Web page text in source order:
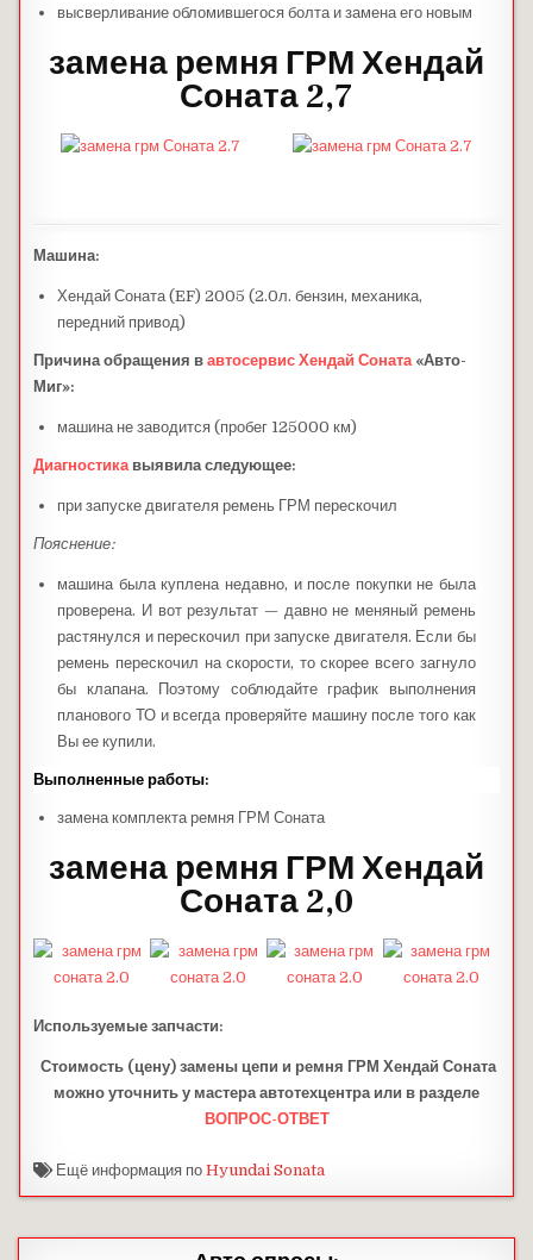
высверливание обломившегося болта и замена его новым
замена ремня ГРМ Хендай
Соната 2,7
Машина:
Хендай Соната (EF) 2005 (2.0л. бензин, механика,
передний привод)
Причина обращения вавтосервис Хендай Соната «Авто-
Миг»:
машина не заводится (пробег 125000 км)
Диагностикавыявила следующее:
при запуске двигателя ремень ГРМ перескочил
Пояснение:
машина была куплена недавно, и после покупки не была
проверена. И вот результат — давно не меняный ремень
растянулся и перескочил при запуске двигателя. Если бы
ремень перескочил на скорости, то скорее всего загнуло
бы клапана. Поэтому соблюдайте график выполнения
планового ТО и всегда проверяйте машину после того как
Вы ее купили.
Выполненные работы:
замена комплекта ремня ГРМ Соната
замена ремня ГРМ Хендай
Соната 2,0
Используемые запчасти:
Стоимость (цену) замены цепи и ремня ГРМ Хендай Соната
можно уточнить у мастера автотехцентра или в разделе
ВОПРОС-ОТВЕТ
Ещё информация поHyundai Sonata